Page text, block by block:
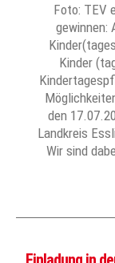
Foto: TEV
gewinnen:
Kinder
den
Landkreis
Wir sind